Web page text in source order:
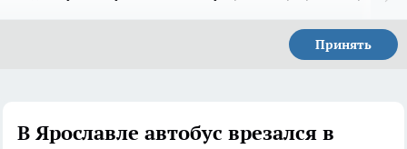
Принять
В Ярославле автобус врезался в